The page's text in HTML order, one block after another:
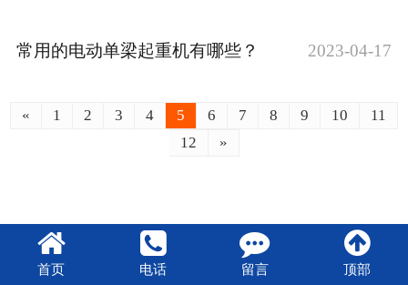
常用的电动单梁起重机有哪些？ 2023-04-17
« 1 2 3 4 5 6 7 8 9 10
11
12
»
首页 电话 留言 顶部